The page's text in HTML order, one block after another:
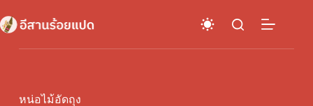
to
content
หน่อไม้อัดถุง